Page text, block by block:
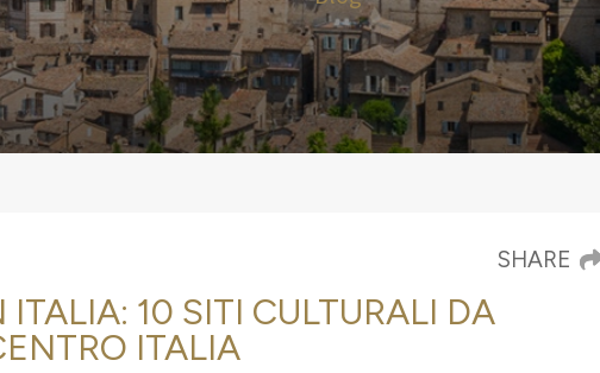
SHARE
10 SITI CULTURALI DA
ITALIA